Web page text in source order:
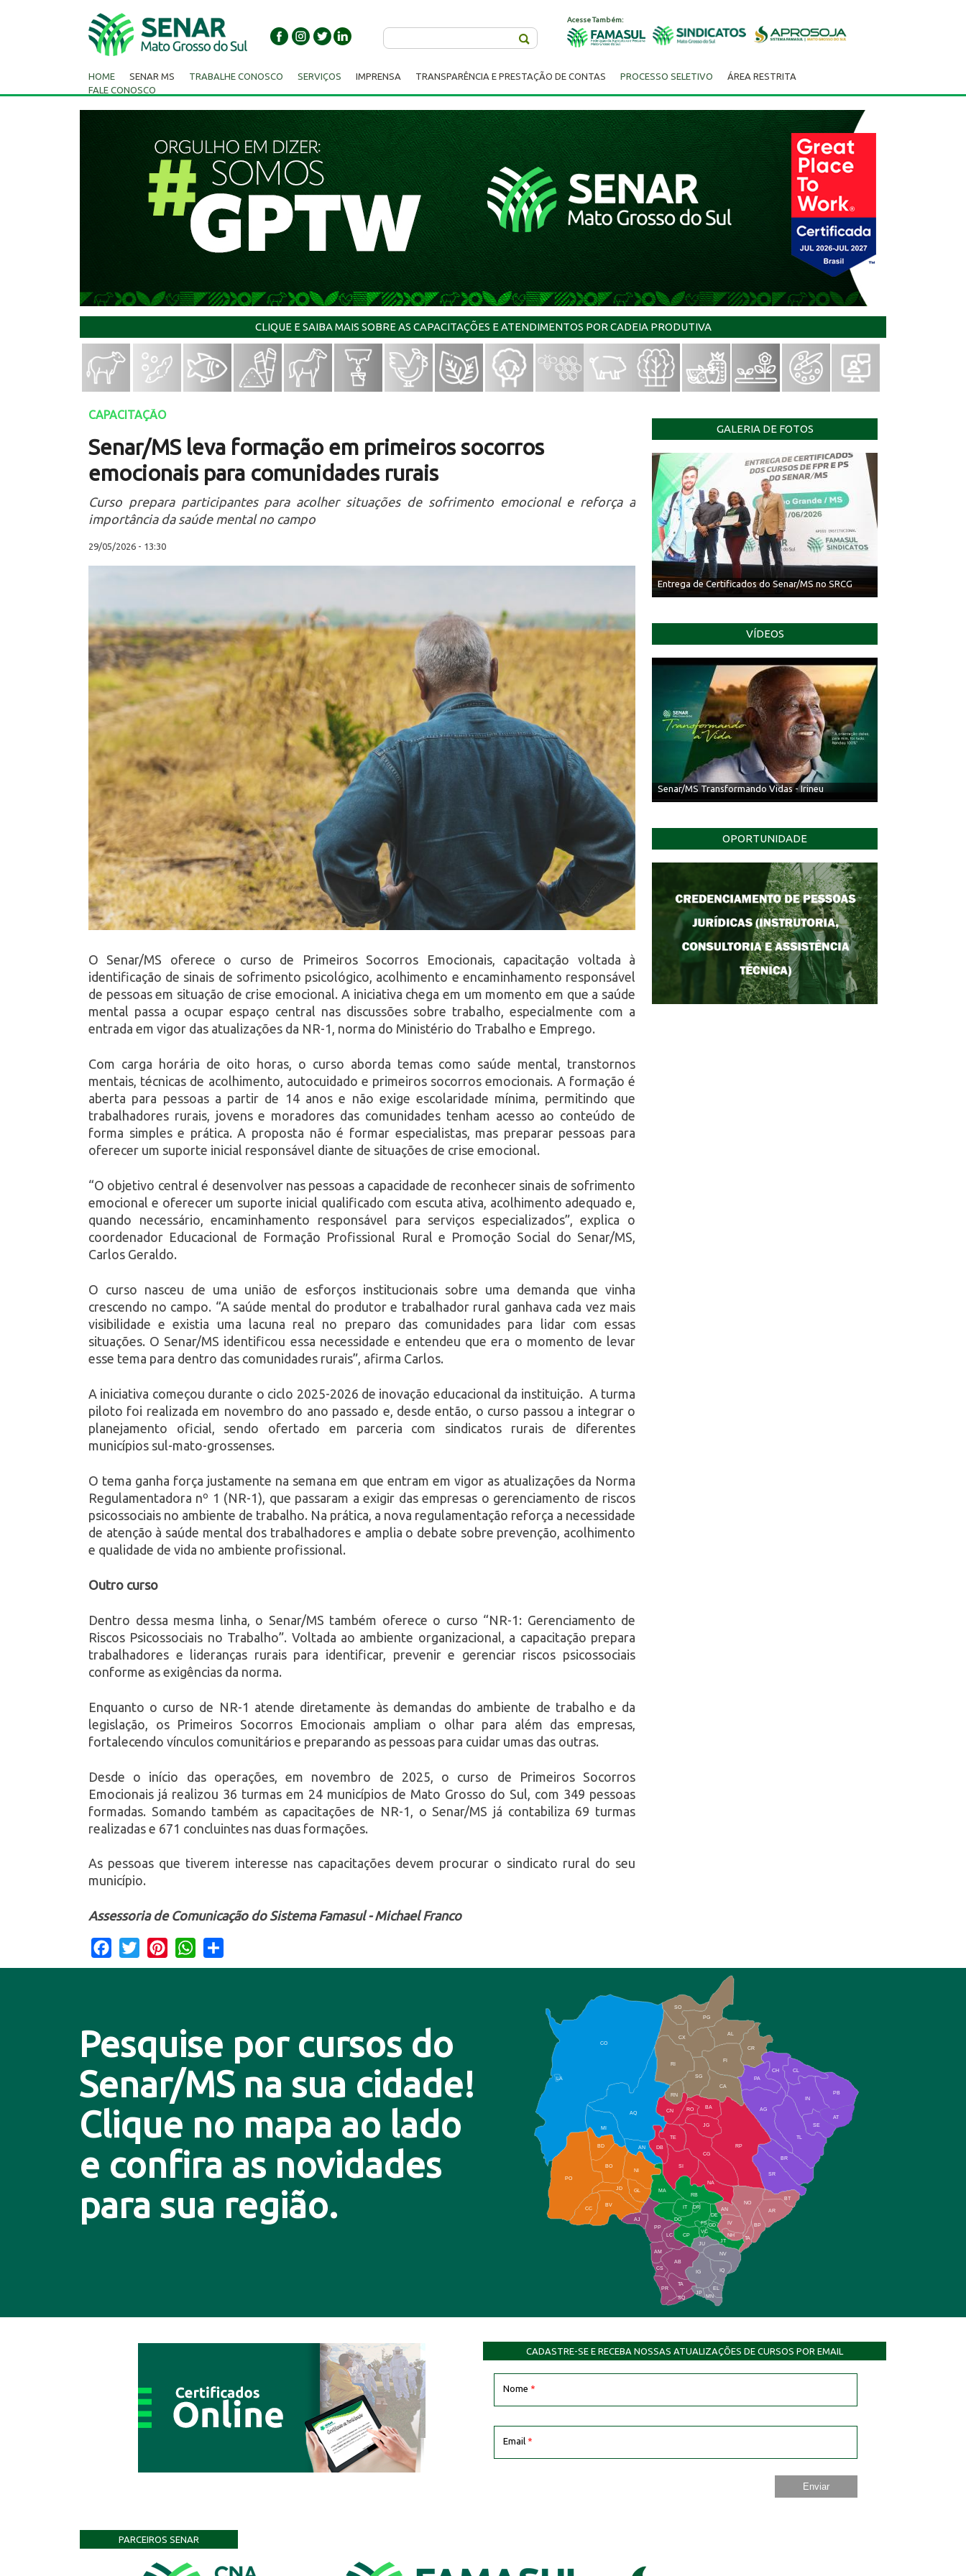
Acesse Também:
HOME SENAR MS TRABALHE CONOSCO SERVIÇOS IMPRENSA TRANSPARÊNCIA E PRESTAÇÃO DE CONTAS PROCESSO SELETIVO
ÁREA RESTRITA
FALE CONOSCO
CLIQUE E SAIBA MAIS SOBRE AS CAPACITAÇÕES E ATENDIMENTOS POR CADEIA PRODUTIVA
GALERIA DE FOTOS
Entrega de Certificados do Senar/MS no SRCG
VÍDEOS
Senar/MS Transformando Vidas - Irineu
OPORTUNIDADE
CAPACITAÇÃO
Senar/MS leva formação em primeiros socorros
emocionais para comunidades rurais
Curso prepara participantes para acolher situações de sofrimento emocional e reforça a
importância da saúde mental no campo
29/05/2026 - 13:30
O Senar/MS oferece o curso de Primeiros Socorros Emocionais, capacitação voltada à
identificação de sinais de sofrimento psicológico, acolhimento e encaminhamento responsável
de pessoas em situação de crise emocional. A iniciativa chega em um momento em que a saúde
mental passa a ocupar espaço central nas discussões sobre trabalho, especialmente com a
entrada em vigor das atualizações da NR-1, norma do Ministério do Trabalho e Emprego.
Com carga horária de oito horas, o curso aborda temas como saúde mental, transtornos
mentais, técnicas de acolhimento, autocuidado e primeiros socorros emocionais. A formação é
aberta para pessoas a partir de 14 anos e não exige escolaridade mínima, permitindo que
trabalhadores rurais, jovens e moradores das comunidades tenham acesso ao conteúdo de
forma simples e prática. A proposta não é formar especialistas, mas preparar pessoas para
oferecer um suporte inicial responsável diante de situações de crise emocional.
“O objetivo central é desenvolver nas pessoas a capacidade de reconhecer sinais de sofrimento
emocional e oferecer um suporte inicial qualificado com escuta ativa, acolhimento adequado e,
quando necessário, encaminhamento responsável para serviços especializados”, explica o
coordenador Educacional de Formação Profissional Rural e Promoção Social do Senar/MS,
Carlos Geraldo.
O curso nasceu de uma união de esforços institucionais sobre uma demanda que vinha
crescendo no campo. “A saúde mental do produtor e trabalhador rural ganhava cada vez mais
visibilidade e existia uma lacuna real no preparo das comunidades para lidar com essas
situações. O Senar/MS identificou essa necessidade e entendeu que era o momento de levar
esse tema para dentro das comunidades rurais”, afirma Carlos.
A iniciativa começou durante o ciclo 2025-2026 de inovação educacional da instituição. A turma
piloto foi realizada em novembro do ano passado e, desde então, o curso passou a integrar o
planejamento oficial, sendo ofertado em parceria com sindicatos rurais de diferentes
municípios sul-mato-grossenses.
O tema ganha força justamente na semana em que entram em vigor as atualizações da Norma
Regulamentadora nº 1 (NR-1), que passaram a exigir das empresas o gerenciamento de riscos
psicossociais no ambiente de trabalho. Na prática, a nova regulamentação reforça a necessidade
de atenção à saúde mental dos trabalhadores e amplia o debate sobre prevenção, acolhimento
e qualidade de vida no ambiente profissional.
Outro curso
Dentro dessa mesma linha, o Senar/MS também oferece o curso “NR-1: Gerenciamento de
Riscos Psicossociais no Trabalho”. Voltada ao ambiente organizacional, a capacitação prepara
trabalhadores e lideranças rurais para identificar, prevenir e gerenciar riscos psicossociais
conforme as exigências da norma.
Enquanto o curso de NR-1 atende diretamente às demandas do ambiente de trabalho e da
legislação, os Primeiros Socorros Emocionais ampliam o olhar para além das empresas,
fortalecendo vínculos comunitários e preparando as pessoas para cuidar umas das outras.
Desde o início das operações, em novembro de 2025, o curso de Primeiros Socorros
Emocionais já realizou 36 turmas em 24 municípios de Mato Grosso do Sul, com 349 pessoas
formadas. Somando também as capacitações de NR-1, o Senar/MS já contabiliza 69 turmas
realizadas e 671 concluintes nas duas formações.
As pessoas que tiverem interesse nas capacitações devem procurar o sindicato rural do seu
município.
Assessoria de Comunicação do Sistema Famasul - Michael Franco
Facebook
Twitter PinterestWhatsApp
Pesquise por cursos do
Senar/MS na sua cidade!
Clique no mapa ao lado
e confira as novidades
para sua região.
CO
AQ
MI
AN
CX
RI
AL
CR
FI
SG
BA
CA
PA
CH CL
PB
SE
TL
AG
BR
SR
BT
AR
RP
RO
JG
CG
SI
NA
TA
NH
JT
RB
MA
IT
DR
DO
CP
JU
NV
IQ
EL
BD
BO
NI
JD
PO
BV
CC
PP
AJ
LC
AM
AB
JP
DB
TE
CS
PR
TA
SQ
IG
MN
IN
NO
BP
RN
CN
GL
AN
IV
FS
VC
GD
DE
AT
PG
SO
LA
CADASTRE-SE E RECEBA NOSSAS ATUALIZAÇÕES DE CURSOS POR EMAIL
Nome *
Email *
PARCEIROS SENAR